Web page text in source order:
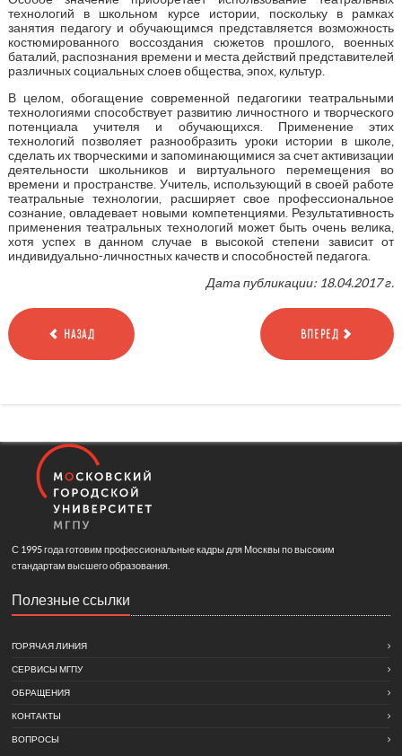
технологий в школьном курсе истории, поскольку в рамках
занятия педагогу и обучающимся представляется возможность
костюмированного воссоздания сюжетов прошлого, военных
баталий, распознания времени и места действий представителей
различных социальных слоев общества, эпох, культур.
В целом, обогащение современной педагогики театральными
технологиями способствует развитию личностного и творческого
потенциала учителя и обучающихся. Применение этих
технологий позволяет разнообразить уроки истории в школе,
сделать их творческими и запоминающимися за счет активизации
деятельности школьников и виртуального перемещения во
времени и пространстве. Учитель, использующий в своей работе
театральные технологии, расширяет свое профессиональное
сознание, овладевает новыми компетенциями. Результативность
применения театральных технологий может быть очень велика,
хотя успех в данном случае в высокой степени зависит от
индивидуально-личностных качеств и способностей педагога.
Дата публикации: 18.04.2017 г.
НАЗАД ВПЕРЕД
С 1995 года готовим профессиональные кадры для Москвы по высоким
стандартам высшего образования.
Полезные ссылки
ГОРЯЧАЯ ЛИНИЯ
СЕРВИСЫ МГПУ
ОБРАЩЕНИЯ
КОНТАКТЫ
ВОПРОСЫ